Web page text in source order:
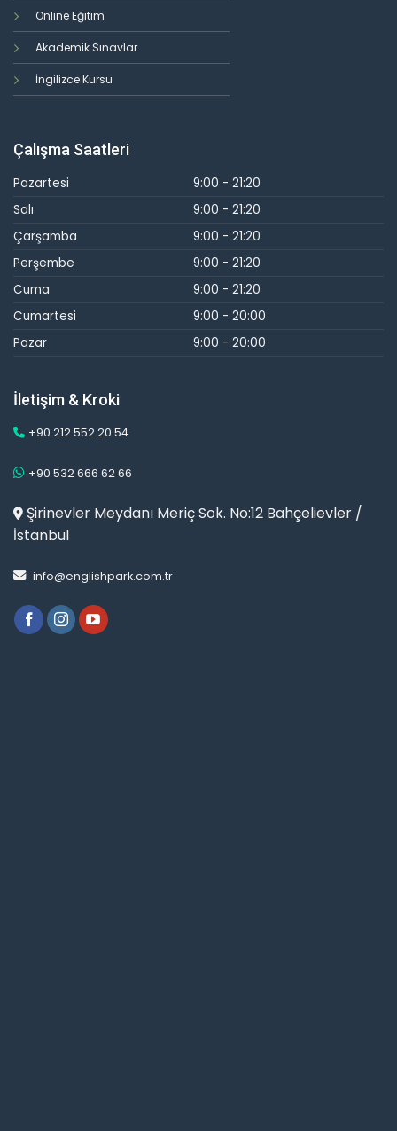
Online Eğitim
Akademik Sınavlar
İngilizce Kursu
Çalışma Saatleri
Pazartesi
9:00 - 21:20
Salı
9:00 - 21:20
Çarşamba
9:00 - 21:20
Perşembe
9:00 - 21:20
Cuma
9:00 - 21:20
Cumartesi
9:00 - 20:00
Pazar
9:00 - 20:00
İletişim & Kroki
+90 212 552 20 54
+90 532 666 62 66
Şirinevler Meydanı Meriç Sok. No:12 Bahçelievler /
İstanbul
info@englishpark.com.tr